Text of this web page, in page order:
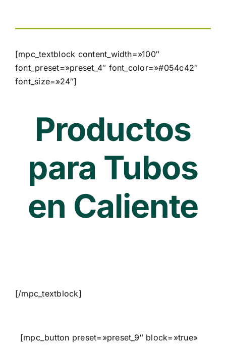
[mpc_textblock content_width=»100″
font_preset=»preset_4″ font_color=»#054c42″
font_size=»24″]
Productos
para Tubos
en Caliente
[/mpc_textblock]
[mpc_button preset=»preset_9″ block=»true»